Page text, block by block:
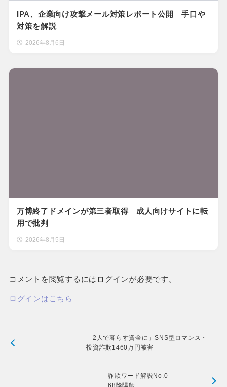
IPA、企業向け攻撃メール対策レポート公開 手口や
対策を解説
2026年8月6日
万博終了ドメインが第三者取得 成人向けサイトに転
用で批判
2026年8月5日
コメントを閲覧するにはログインが必要です。
ログインはこちら
「2人で暮らす資金に」SNS型ロマンス・
投資詐欺1460万円被害
詐欺ワード解説No.0
68陰陽師